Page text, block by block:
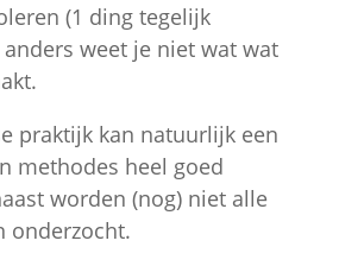
(1 ding tegelijk
weet je niet wat wat
praktijk kan natuurlijk een
methodes heel goed
worden (nog) niet alle
onderzocht.